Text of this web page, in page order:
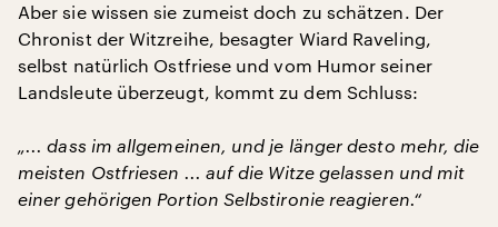
Aber sie wissen sie zumeist doch zu schätzen. Der
Chronist der Witzreihe, besagter Wiard Raveling,
selbst natürlich Ostfriese und vom Humor seiner
Landsleute überzeugt, kommt zu dem Schluss:
„... dass im allgemeinen, und je länger desto mehr, die
meisten Ostfriesen ... auf die Witze gelassen und mit
einer gehörigen Portion Selbstironie reagieren.“